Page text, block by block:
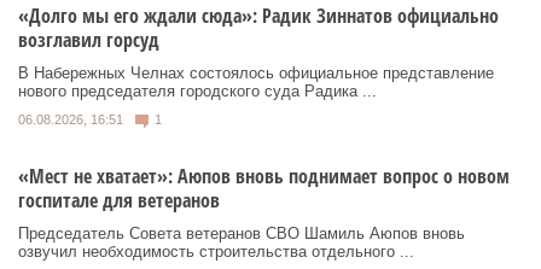
«Долго мы его ждали сюда»: Радик Зиннатов официально
возглавил горсуд
В Набережных Челнах состоялось официальное представление
нового председателя городского суда Радика ...
06.08.2026, 16:51 1
«Мест не хватает»: Аюпов вновь поднимает вопрос о новом
госпитале для ветеранов
Председатель Совета ветеранов СВО Шамиль Аюпов вновь
озвучил необходимость строительства отдельного ...